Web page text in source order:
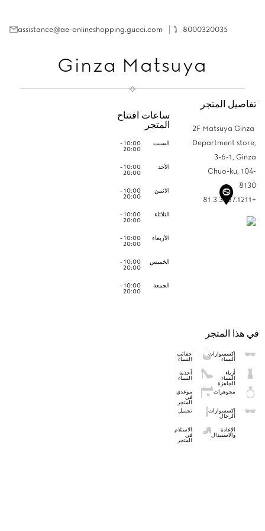
8000320035
assistance@ae-onlineshopping.gucci.com
Ginza Matsuya
تفاصيل المتجر
2F Matsuya Ginza
Department store,
3-6-1, Ginza
Chuo-ku, 104-
8130
+81.3.3567.1211
ساعات افتتاح
المتجر
السبت 10:00 -
20:00
الأحد 10:00 -
20:00
الاثنين 10:00 -
20:00
الثلاثاء 10:00 -
20:00
الأربعاء 10:00 -
20:00
الخميس 10:00 -
20:00
الجمعة 10:00 -
20:00
في هذا المتجر
إكسسوارات
النساء
حقائب
النساء
أزياء
النساء
الجاهزة
أحذية
النساء
مجوهرات
موعدي
في
المتجر
إكسسوارات
الرجال
تجميل
الإعادة
والاستبدال
الاستلام
في
المتجر